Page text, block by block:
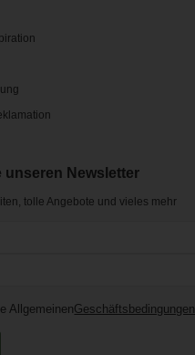
unseren Newsletter
tolle Angebote und vieles mehr
AllgemeinenGeschäftsbedingungen